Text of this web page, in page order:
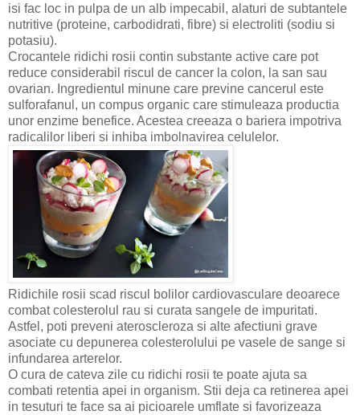
isi fac loc in pulpa de un alb impecabil, alaturi de subtantele
nutritive (proteine, carbodidrati, fibre) si electroliti (sodiu si
potasiu).
Crocantele ridichi rosii contin substante active care pot
reduce considerabil riscul de cancer la colon, la san sau
ovarian. Ingredientul minune care previne cancerul este
sulforafanul, un compus organic care stimuleaza productia
unor enzime benefice. Acestea creeaza o bariera impotriva
radicalilor liberi si inhiba imbolnavirea celulelor.
Ridichile rosii scad riscul bolilor cardiovasculare deoarece
combat colesterolul rau si curata sangele de impuritati.
Astfel, poti preveni ateroscleroza si alte afectiuni grave
asociate cu depunerea colesterolului pe vasele de sange si
infundarea arterelor.
O cura de cateva zile cu ridichi rosii te poate ajuta sa
combati retentia apei in organism. Stii deja ca retinerea apei
in tesuturi te face sa ai picioarele umflate si favorizeaza